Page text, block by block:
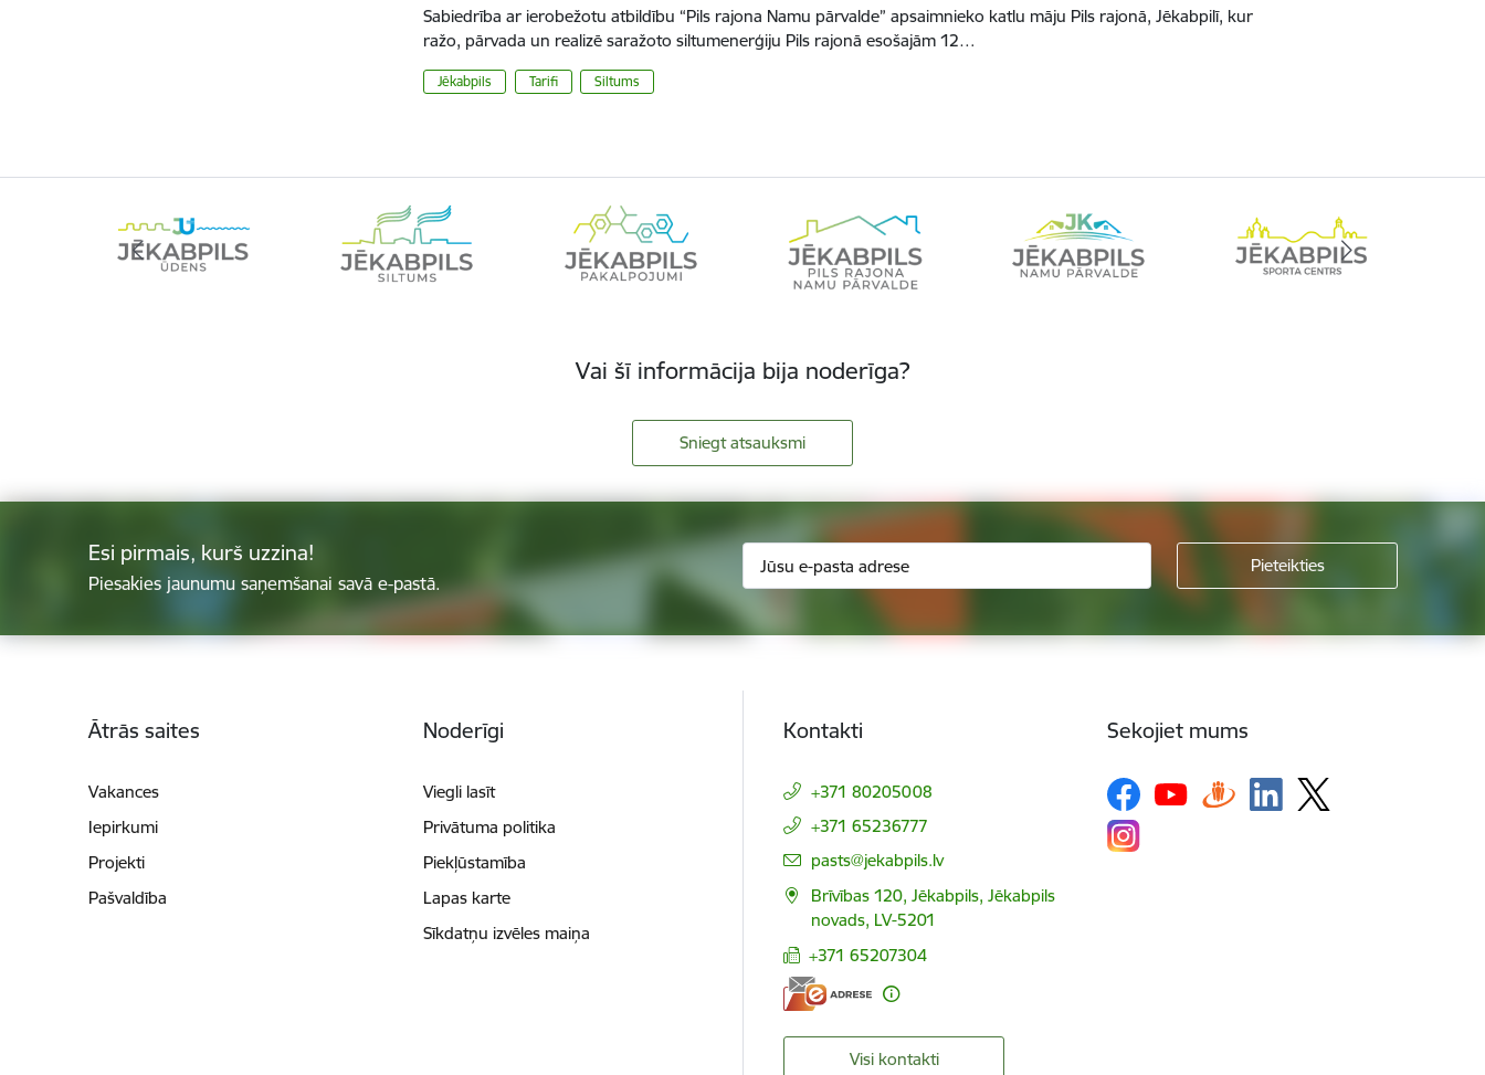
Sabiedrība ar ierobežotu atbildību “Pils rajona Namu pārvalde” apsaimnieko katlu māju Pils rajonā, Jēkabpilī, kur
ražo, pārvada un realizē saražoto siltumenerģiju Pils rajonā esošajām 12…
Jēkabpils Tarifi Siltums
Vai šī informācija bija noderīga?
Sniegt atsauksmi
Esi pirmais, kurš uzzina!
Piesakies jaunumu saņemšanai savā e-pastā.
Ātrās saites
Vakances
Iepirkumi
Projekti
Pašvaldība
Noderīgi
Viegli lasīt
Privātuma politika
Piekļūstamība
Lapas karte
Sīkdatņu izvēles maiņa
Kontakti
+371 80205008
+371 65236777
E-pasts:
pasts@jekabpils.lv
Brīvības 120, Jēkabpils, Jēkabpils
novads, LV-5201
+371 65207304
Visi kontakti
Sekojiet mums